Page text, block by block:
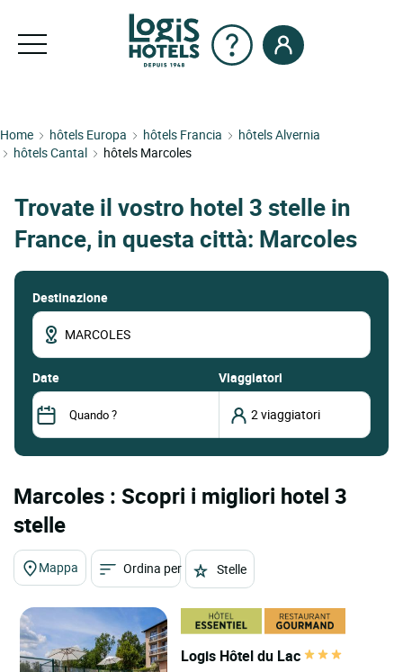
Home hôtels Europa hôtels Francia
hôtels Alvernia
hôtels Cantal
hôtels Marcoles
Trovate il vostro hotel 3 stelle in
France, in questa città: Marcoles
Destinazione
date Viaggiatori
Marcoles : Scopri i migliori hotel 3
stelle
Mappa Ordina per Stelle
Logis Hôtel du Lac